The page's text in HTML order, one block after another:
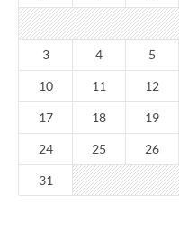
3 4 5
10 11 12
17 18 19
24 25 26
31